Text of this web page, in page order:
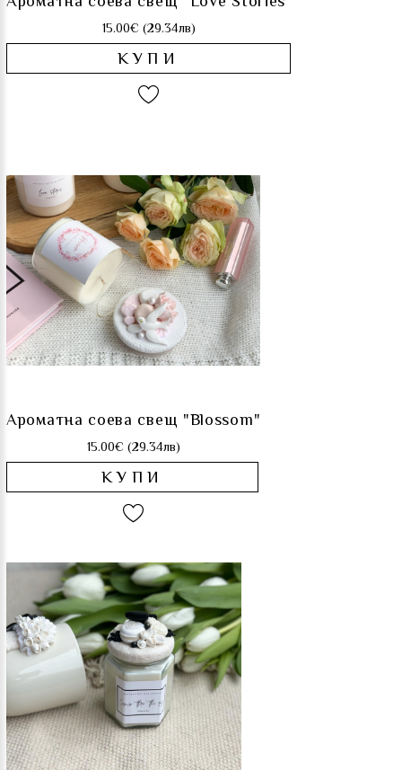
15.00€ (29.34лв)
КУПИ
Ароматна соева свещ "Blossom"
15.00€ (29.34лв)
КУПИ